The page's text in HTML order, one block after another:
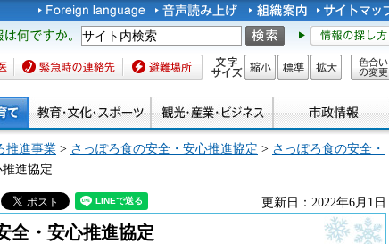
何です
緊急時の連絡先 避難場所 文字サイズ
縮小 標準 拡大
色合い
推進事業 > さっぽろ食の安全・安心推進協定 > さっぽろ食の安全・
進協定
更新日：2022年6月1日
全・安心推進協定